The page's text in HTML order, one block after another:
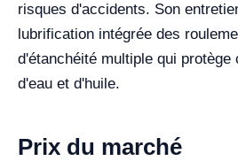
risques d'accidents. Son
lubrification intégrée des
d'étanchéité multiple qui protège
d'eau et d'huile.
Prix du marché